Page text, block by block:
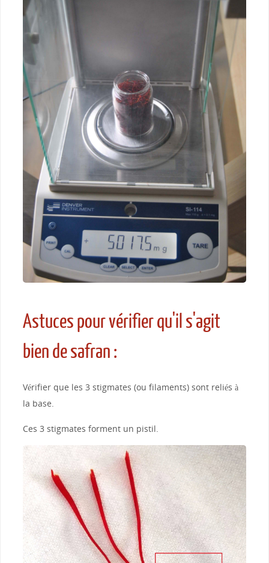
Astuces pour vérifier qu'il s'agit
bien de safran :
Vérifier que les 3 stigmates (ou filaments) sont reliés à
la base.
Ces 3 stigmates forment un pistil.